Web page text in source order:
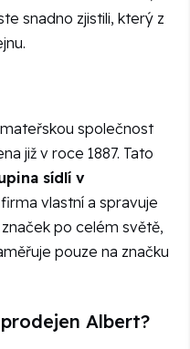
snadno zjistili, který z
společnost
již v roce 1887. Tato
sídlí v
vlastní a spravuje
po celém světě,
pouze na značku
Albert?